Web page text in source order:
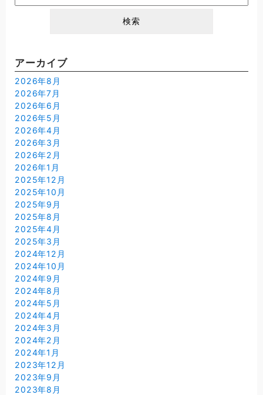
索:
アーカイブ
2026年8月
2026年7月
2026年6月
2026年5月
2026年4月
2026年3月
2026年2月
2026年1月
2025年12月
2025年10月
2025年9月
2025年8月
2025年4月
2025年3月
2024年12月
2024年10月
2024年9月
2024年8月
2024年5月
2024年4月
2024年3月
2024年2月
2024年1月
2023年12月
2023年9月
2023年8月